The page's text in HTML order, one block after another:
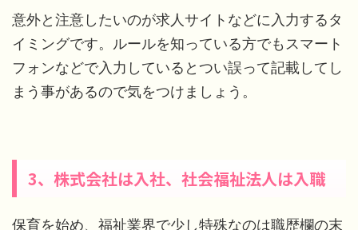
意外と注意したいのが求人サイトなどに入力するタ
イミングです。ルールを知っている方でもスマート
フォンなどで入力しているとつい誤って記載してし
まう事があるので気をつけましょう。
3、株式会社は入社、社会福祉法人は入職
保育を始め、福祉業界で少し特殊なのは職歴欄の末